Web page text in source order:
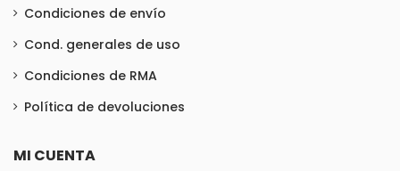
Condiciones de envío
Cond. generales de uso
Condiciones de RMA
Política de devoluciones
MI CUENTA